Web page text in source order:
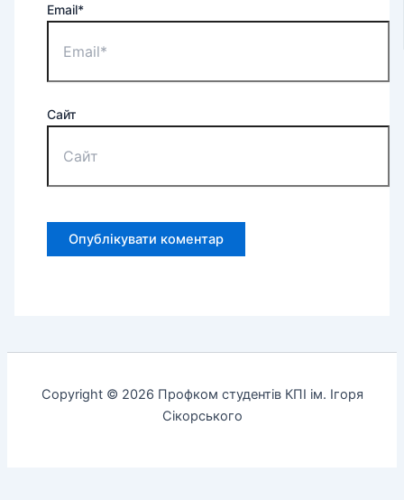
Email*
Сайт
Copyright © 2026 Профком студентів КПІ ім. Ігоря
Сікорського